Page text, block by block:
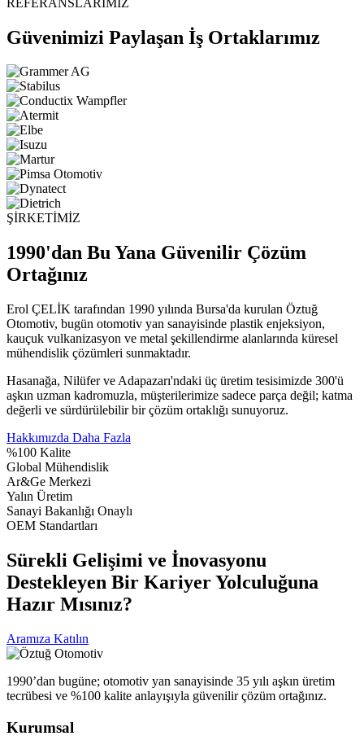
Güvenimizi Paylaşan İş Ortaklarımız
ŞİRKETİMİZ
1990'dan Bu Yana Güvenilir Çözüm
Ortağınız
Erol ÇELİK tarafından 1990 yılında Bursa'da kurulan Öztuğ
Otomotiv, bugün otomotiv yan sanayisinde plastik enjeksiyon,
kauçuk vulkanizasyon ve metal şekillendirme alanlarında küresel
mühendislik çözümleri sunmaktadır.
Hasanağa, Nilüfer ve Adapazarı'ndaki üç üretim tesisimizde 300'ü
aşkın uzman kadromuzla, müşterilerimize sadece parça değil; katma
değerli ve sürdürülebilir bir çözüm ortaklığı sunuyoruz.
Hakkımızda Daha Fazla
%100 Kalite
Global Mühendislik
Ar&Ge Merkezi
Yalın Üretim
Sanayi Bakanlığı Onaylı
OEM Standartları
Sürekli Gelişimi ve İnovasyonu
Destekleyen Bir Kariyer Yolculuğuna
Hazır Mısınız?
Aramıza Katılın
1990’dan bugüne; otomotiv yan sanayisinde 35 yılı aşkın üretim
tecrübesi ve %100 kalite anlayışıyla güvenilir çözüm ortağınız.
Kurumsal